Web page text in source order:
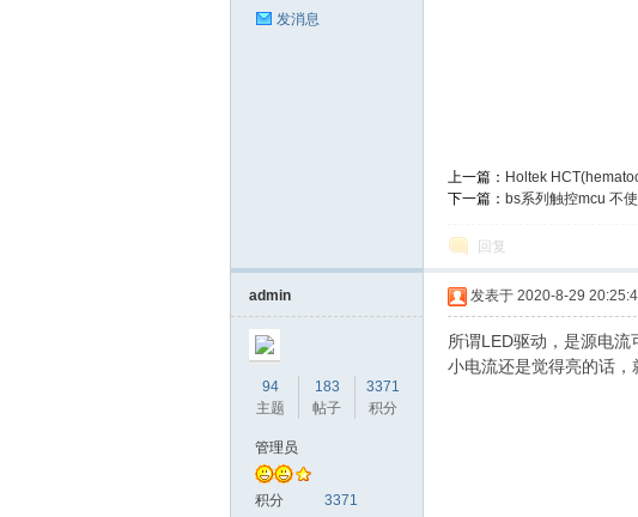
发消息
上一篇： Holtek
下一篇： bs系列触控mcu 不
回复
admin
94
主题
183
帖子
3371
积分
管理员
积分 3371
发表于 2020-8-29
所谓LED驱动，是源电
小电流还是觉得亮的话，